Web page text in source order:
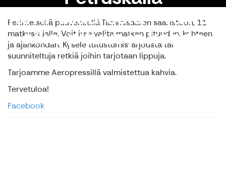
Tammisaaresta - valitse
aika, pituus ja kohde
Perinteisellä puuveneellä Tammisaaren saaristoon, 11
matkustajalle. Voit itse valita matkan pituuden, kohteen
ja ajankohdan. Kysele tutustumistarjousta tai
suunniteltuja retkiä joihin tarjotaan lippuja.
Tarjoamme Aeropressillä valmistettua kahvia.
Tervetuloa!
Facebook